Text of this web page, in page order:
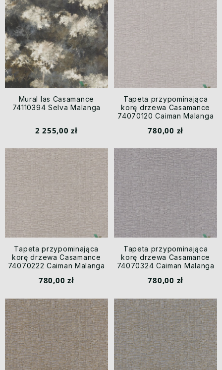
Mural las Casamance
74110394 Selva Malanga
2 255,00 zł
Tapeta przypominająca
korę drzewa Casamance
74070120 Caiman Malanga
780,00 zł
Tapeta przypominająca
korę drzewa Casamance
74070222 Caiman Malanga
780,00 zł
Tapeta przypominająca
korę drzewa Casamance
74070324 Caiman Malanga
780,00 zł